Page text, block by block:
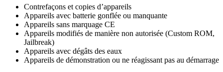
Contrefaçons et copies d’appareils
Appareils avec batterie gonflée ou manquante
Appareils sans marquage CE
Appareils modifiés de manière non autorisée (Custom ROM,
Jailbreak)
Appareils avec dégâts des eaux
Appareils de démonstration ou ne réagissant pas au démarrage